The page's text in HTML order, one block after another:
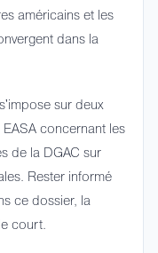
américains et les
dans la
sur deux
concernant les
de la DGAC sur
Rester informé
ce dossier, la
court.